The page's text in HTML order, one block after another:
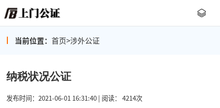
当前位置： 首页>涉外公证
纳税状况公证
发布时间：2021-06-01 16:31:40 | 阅读： 4214次